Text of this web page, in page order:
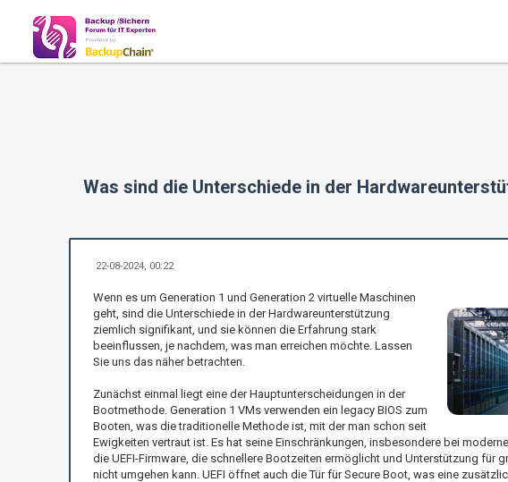
Was sind die Unterschiede in der
22-08-2024, 00:22
Wenn es um Generation 1 und Generation 2 virtuelle Maschinen
geht, sind die Unterschiede in der Hardwareunterstützung
ziemlich signifikant, und sie können die Erfahrung stark
beeinflussen, je nachdem, was man erreichen möchte. Lassen
Sie uns das näher betrachten.
Zunächst einmal liegt eine der Hauptunterscheidungen in der
Bootmethode. Generation 1 VMs verwenden ein legacy BIOS zum
Booten, was die traditionelle Methode ist, mit der man schon seit
Ewigkeiten vertraut ist. Es hat seine Einschränkungen, insbesondere bei
die UEFI-Firmware, die schnellere Bootzeiten ermöglicht und Unterstützung für
nicht umgehen kann. UEFI öffnet auch die Tür für Secure Boot, was eine